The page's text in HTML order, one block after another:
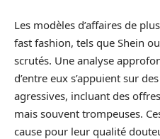
Les modèles d’affaires de
fast fashion, tels que Shein
scrutés. Une analyse
d’entre eux s’appuient sur
agressives, incluant des
mais souvent trompeuses.
cause pour leur qualité